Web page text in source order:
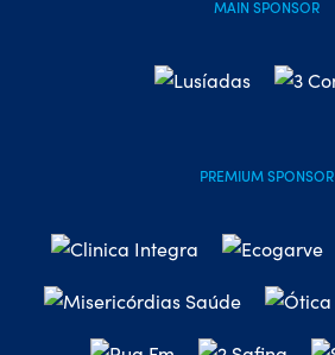
MAIN SPONSOR
PREMIUM SPONSOR